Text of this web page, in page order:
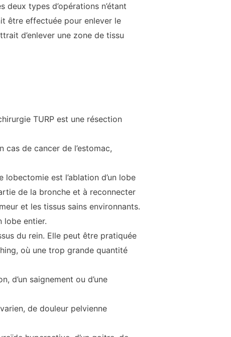
types d’opérations n’étant
être effectuée pour enlever le
d’enlever une zone de tissu
TURP est une résection
cas de cancer de l’estomac,
lobectomie est l’ablation d’un lobe
de la bronche et à reconnecter
et les tissus sains environnants.
lobe entier.
du rein. Elle peut être pratiquée
où une trop grande quantité
d’un saignement ou d’une
de douleur pelvienne